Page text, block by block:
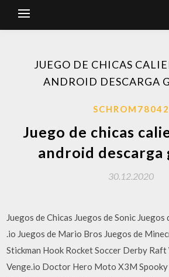
JUEGO DE CHICAS
ANDROID DESCARGA
SCHROM78042
Juego de chicas
android descarga
30.12.2020
Juegos de Chicas Juegos de Sonic
.io Juegos de Mario Bros Juegos de
Stickman Hook Rocket Soccer Derby
Venge.io Doctor Hero Moto X3M